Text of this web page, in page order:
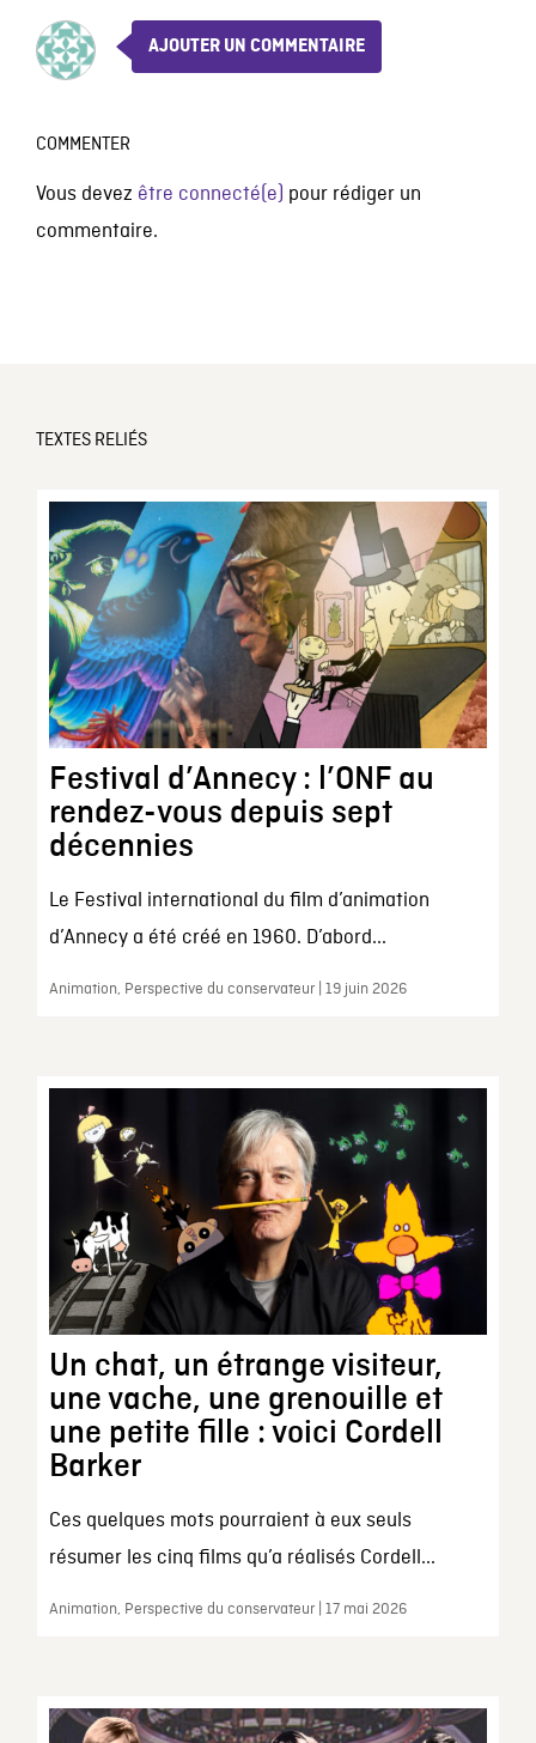
AJOUTER UN COMMENTAIRE
COMMENTER
Vous devez être connecté(e) pour rédiger un
commentaire.
TEXTES RELIÉS
Festival d’Annecy : l’ONF au
rendez-vous depuis sept
décennies
Le Festival international du film d’animation
d’Annecy a été créé en 1960. D’abord...
Animation, Perspective du conservateur | 19 juin 2026
Un chat, un étrange visiteur,
une vache, une grenouille et
une petite fille : voici Cordell
Barker
Ces quelques mots pourraient à eux seuls
résumer les cinq films qu’a réalisés Cordell...
Animation, Perspective du conservateur | 17 mai 2026